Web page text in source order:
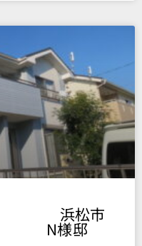
浜松市
N様邸